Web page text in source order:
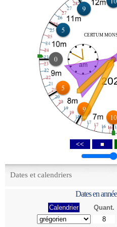
CERTUM
am
<< ■
Dates et calendriers
Dates en
Calendrier Quant.